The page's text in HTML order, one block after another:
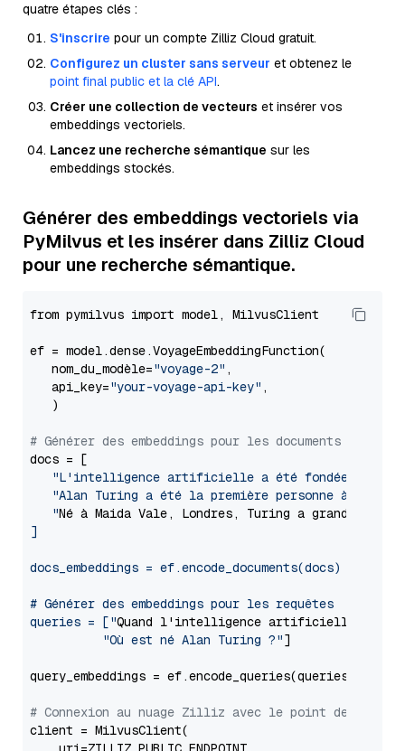
quatre étapes clés :
S'inscrire pour un compte Zilliz Cloud gratuit.
Configurez un cluster sans serveur et obtenez le
point final public et la clé API.
Créer une collection de vecteurs et insérer vos
embeddings vectoriels.
Lancez une recherche sémantique sur les
embeddings stockés.
Générer des embeddings vectoriels via
PyMilvus et les insérer dans Zilliz Cloud
pour une recherche sémantique.
from pymilvus import model, MilvusClient
ef = model.dense.VoyageEmbeddingFunction(
   nom_du_modèle=
"voyage-2" ,
   api_key=
"your-voyage-api-key" ,
   )
# Générer des embeddings pour les documents
docs = [
"L'intelligence artificielle a été fondée en
"Alan Turing a été la première personne à
   "
Né à Maida Vale, Londres, Turing a grandi
]
docs_embeddings = ef.encode_documents(docs)
# Générer des embeddings pour les requêtes
queries = ["Quand l'intelligence artificielle a-t-
"Où est né Alan Turing ?"]
query_embeddings = ef.encode_queries(queries)
# Connexion au nuage Zilliz avec le point de
client = MilvusClient(